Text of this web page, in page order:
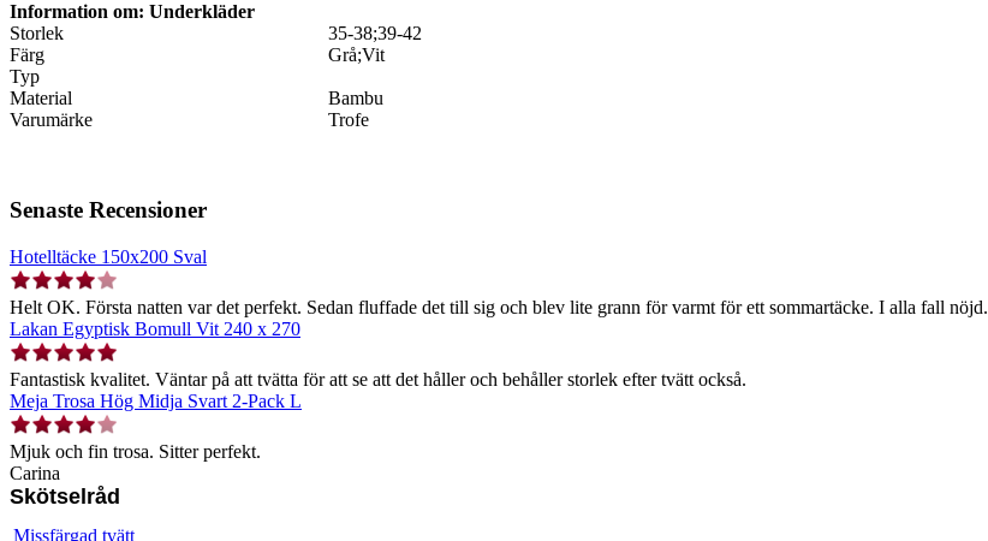
Information om: Underkläder
Storlek
35-38;39-42
Färg
Grå;Vit
Typ
Material
Bambu
Varumärke
Trofe
Senaste Recensioner
Hotelltäcke 150x200 Sval
Helt OK. Första natten var det perfekt. Sedan fluffade det till sig och blev lite grann för varmt för ett sommartäcke. I alla fall nöjd.
Lakan Egyptisk Bomull Vit 240 x 270
Fantastisk kvalitet. Väntar på att tvätta för att se att det håller och behåller storlek efter tvätt också.
Meja Trosa Hög Midja Svart 2-Pack L
Mjuk och fin trosa. Sitter perfekt.
Carina
Skötselråd
Missfärgad tvätt